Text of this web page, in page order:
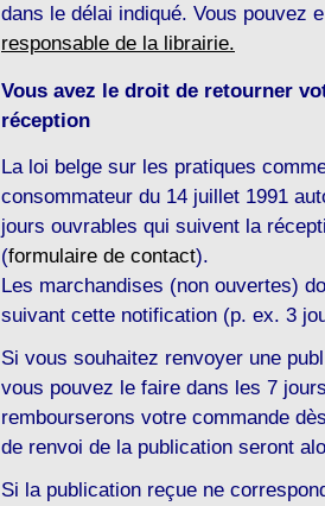
dans le délai indiqué. Vous pouvez
responsable de la librairie.
Vous avez le droit de retourner
réception
La loi belge sur les pratiques
consommateur du 14 juillet 1991
jours ouvrables qui suivent la
(formulaire de contact).
Les marchandises (non ouvertes)
suivant cette notification (p. ex. 3
Si vous souhaitez renvoyer une
vous pouvez le faire dans les 7
rembourserons votre commande
de renvoi de la publication seront
Si la publication reçue ne